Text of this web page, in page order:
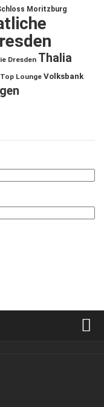
Moritzburg
Dresden Thalia
Top Lounge Volksbank